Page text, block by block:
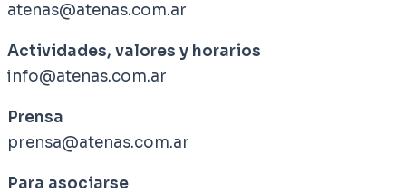
atenas@atenas.com.ar
Actividades, valores y horarios
info@atenas.com.ar
Prensa
prensa@atenas.com.ar
Para asociarse